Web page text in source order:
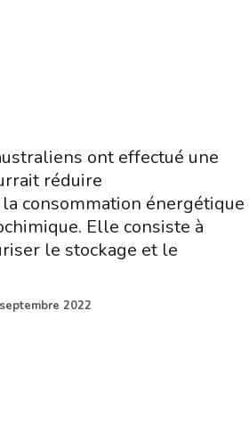
ont effectué une
réduire
consommation énergétique
Elle consiste à
le stockage et le
2022